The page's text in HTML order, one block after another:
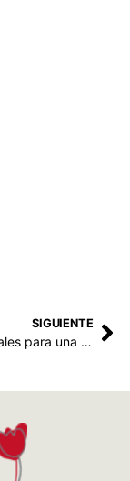
SIGUIENTE
Flores naturales para una boda internacional en El Maresme